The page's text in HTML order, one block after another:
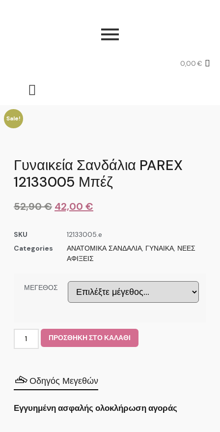
0,00€
Sale!
Γυναικεία Σανδάλια PAREX
12133005 Μπέζ
52,90€ 42,00 €
SKU
12133005.e
Categories
ΑΝΑΤΟΜΙΚΑ ΣΑΝΔΑΛΙΑ, ΓΥΝΑΙΚΑ, ΝΕΕΣ
ΑΦΙΞΕΙΣ
ΜΕΓΕΘΟΣ
ΠΡΟΣΘΗΚΗ ΣΤΟ ΚΑΛΑΘΙ
Οδηγός Μεγεθών
Εγγυημένη ασφαλής ολοκλήρωση αγοράς